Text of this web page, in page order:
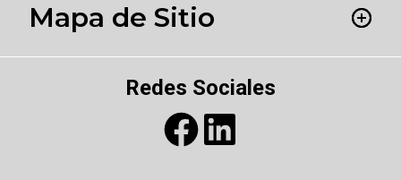
Mapa de Sitio
Redes Sociales